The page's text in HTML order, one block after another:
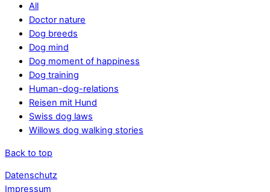
All
Doctor nature
Dog breeds
Dog mind
Dog moment of happiness
Dog training
Human-dog-relations
Reisen mit Hund
Swiss dog laws
Willows dog walking stories
Back to top
Datenschutz
Impressum